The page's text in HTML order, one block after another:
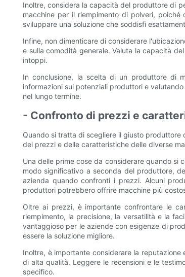
Inoltre, considera la capacità del produttore di
macchine per il riempimento di polveri,
sviluppare una soluzione che soddisfi
Infine, non dimenticare di considerare
e sulla comodità generale. Valuta la capacità
intoppi.
In conclusione, la scelta di un produttore di
informazioni sui potenziali produttori e
nel lungo termine.
- Confronto di prezzi e
Quando si tratta di scegliere il giusto
dei prezzi e delle caratteristiche delle diverse
Una delle prime cose da considerare quando si
modo significativo a seconda del produttore,
azienda quando confronti i prezzi. Alcuni
produttori potrebbero offrire macchine più
Oltre ai prezzi, è importante confrontare le
riempimento, la precisione, la versatilità e la
vantaggioso per le aziende con esigenze di
essere la soluzione migliore.
Inoltre, è importante considerare la
di alta qualità. Leggere le recensioni e le
specifico.